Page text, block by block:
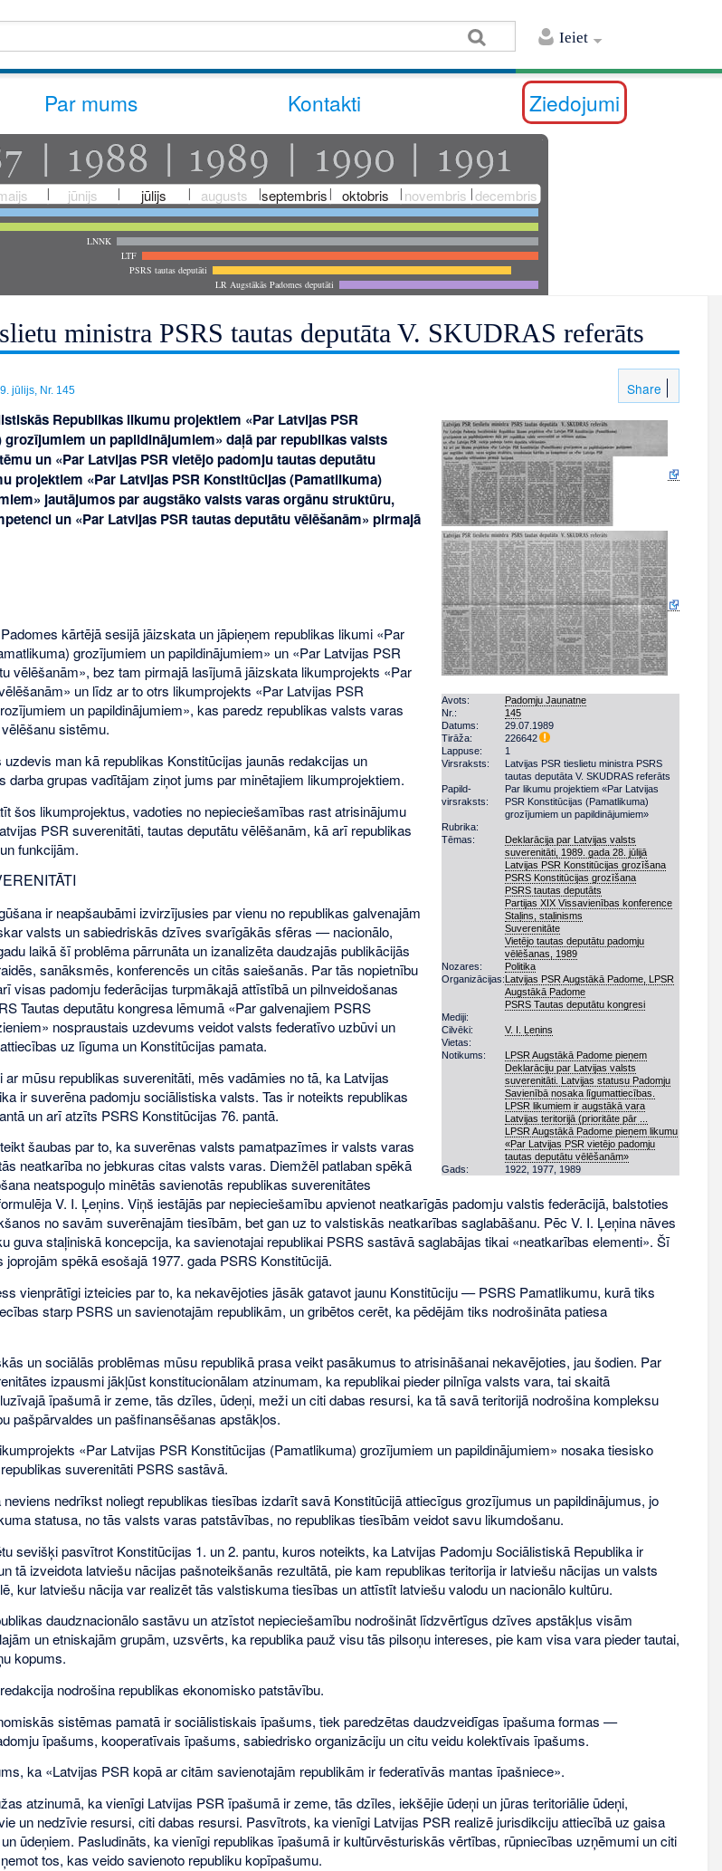
Ieiet
Par mums Kontakti Ziedojumi
jūnijs jūlijs augusts septembris oktobris novembris decembris
LNNK
LTF
PSRS tautas deputāti
LR Augstākās Padomes deputāti
ministra PSRS tautas deputāta V. SKUDRAS referāts
Share
jūlijs, Nr. 145
Avots:
Padomju Jaunatne
Nr.:
145
Datums:
29.07.1989
Tirāža:
226642
Lappuse:
1
Virsraksts:
Latvijas PSR tieslietu ministra PSRS
tautas deputāta V. SKUDRAS referāts
Papild­
virsraksts:
Par likumu projektiem «Par Latvijas
PSR Konstitūcijas (Pamatlikuma)
grozījumiem un papildinājumiem»
Rubrika:
Tēmas:
Deklarācija par Latvijas valsts
suverenitāti, 1989. gada 28. jūlijā
Latvijas PSR Konstitūcijas grozīšana
PSRS Konstitūcijas grozīšana
PSRS tautas deputāts
Partijas XIX Vissavienības konference
Staļins, staļinisms
Suverenitāte
Vietējo tautas deputātu padomju
vēlēšanas, 1989
Nozares:
Politika
Organizācijas:Latvijas PSR Augstākā Padome, LPSR
Augstākā Padome
PSRS Tautas deputātu kongresi
Mediji:
Cilvēki:
V. I. Ļeņins
Vietas:
Notikums:
LPSR Augstākā Padome pieņem
Deklarāciju par Latvijas valsts
suverenitāti. Latvijas statusu Padomju
Savienībā nosaka līgumattiecības.
LPSR likumiem ir augstākā vara
Latvijas teritorijā (prioritāte pār ...
LPSR Augstākā Padome pieņem likumu
«Par Latvijas PSR vietējo padomju
tautas deputātu vēlēšanām»
Gads:
1922 1977 1989
Republikas likumu projektiem «Par Latvijas PSR
un papildinājumiem» daļā par republikas valsts
un «Par Latvijas PSR vietējo padomju tautas deputātu
projektiem «Par Latvijas PSR Konstitūcijas (Pamatlikuma)
jautājumos par augstāko valsts varas orgānu struktūru,
un «Par Latvijas PSR tautas deputātu vēlēšanām» pirmajā
kārtējā sesijā jāizskata un jāpieņem republikas likumi «Par
grozījumiem un papildinājumiem» un «Par Latvijas PSR
vēlēšanām», bez tam pirmajā lasījumā jāizskata likumprojekts «Par
un līdz ar to otrs likumprojekts «Par Latvijas PSR
un papildinājumiem», kas paredz republikas valsts varas
sistēmu.
man kā republikas Konstitūcijas jaunās redakcijas un
darba grupas vadītājam ziņot jums par minētajiem likumprojektiem.
šos likumprojektus, vadoties no nepieciešamības rast atrisinājumu
PSR suverenitāti, tautas deputātu vēlēšanām, kā arī republikas
funkcijām.
ir neapšaubāmi izvirzījusies par vienu no republikas galvenajām
valsts un sabiedriskās dzīves svarīgākās sfēras — nacionālo,
laikā šī problēma pārrunāta un izanalizēta daudzajās publikācijās
sanāksmēs, konferencēs un citās saiešanās. Par tās nopietnību
visas padomju federācijas turpmākajā attīstībā un pilnveidošanas
Tautas deputātu kongresa lēmumā «Par galvenajiem PSRS
nospraustais uzdevums veidot valsts federatīvo uzbūvi un
uz līguma un Konstitūcijas pamata.
mūsu republikas suverenitāti, mēs vadāmies no tā, ka Latvijas
ir suverēna padomju sociālistiska valsts. Tas ir noteikts republikas
un arī atzīts PSRS Konstitūcijas 76. pantā.
šaubas par to, ka suverēnas valsts pamatpazīmes ir valsts varas
neatkarība no jebkuras citas valsts varas. Diemžēl patlaban spēkā
neatspoguļo minētās savienotās republikas suverenitātes
V. I. Ļeņins. Viņš iestājās par nepieciešamību apvienot neatkarīgās padomju valstis federācijā, balstoties
no savām suverēnajām tiesībām, bet gan uz to valstiskās neatkarības saglabāšanu. Pēc V. I. Ļeņina nāves
guva staļiniskā koncepcija, ka savienotajai republikai PSRS sastāvā saglabājas tikai «neatkarības elementi». Šī
spēkā esošajā 1977. gada PSRS Konstitūcijā.
vienprātīgi izteicies par to, ka nekavējoties jāsāk gatavot jaunu Konstitūciju — PSRS Pamatlikumu, kurā tiks
starp PSRS un savienotajām republikām, un gribētos cerēt, ka pēdējām tiks nodrošināta patiesa
un sociālās problēmas mūsu republikā prasa veikt pasākumus to atrisināšanai nekavējoties, jau šodien. Par
izpausmi jākļūst konstitucionālam atzinumam, ka republikai pieder pilnīga valsts vara, tai skaitā
īpašumā ir zeme, tās dzīles, ūdeņi, meži un citi dabas resursi, ka tā savā teritorijā nodrošina kompleksu
pašpārvaldes un pašfinansēšanas apstākļos.
«Par Latvijas PSR Konstitūcijas (Pamatlikuma) grozījumiem un papildinājumiem» nosaka tiesisko
suverenitāti PSRS sastāvā.
nedrīkst noliegt republikas tiesības izdarīt savā Konstitūcijā attiecīgus grozījumus un papildinājumus, jo
statusa, no tās valsts varas patstāvības, no republikas tiesībām veidot savu likumdošanu.
sevišķi pasvītrot Konstitūcijas 1. un 2. pantu, kuros noteikts, ka Latvijas Padomju Sociālistiskā Republika ir
tā izveidota latviešu nācijas pašnoteikšanās rezultātā, pie kam republikas teritorija ir latviešu nācijas un valsts
kur latviešu nācija var realizēt tās valstiskuma tiesības un attīstīt latviešu valodu un nacionālo kultūru.
daudznacionālo sastāvu un atzīstot nepieciešamību nodrošināt līdzvērtīgus dzīves apstākļus visām
un etniskajām grupām, uzsvērts, ka republika pauž visu tās pilsoņu intereses, pie kam visa vara pieder tautai,
kopums.
nodrošina republikas ekonomisko patstāvību.
sistēmas pamatā ir sociālistiskais īpašums, tiek paredzētas daudzveidīgas īpašuma formas —
īpašums, kooperatīvais īpašums, sabiedrisko organizāciju un citu veidu kolektīvais īpašums.
ka «Latvijas PSR kopā ar citām savienotajām republikām ir federatīvās mantas īpašniece».
atzinumā, ka vienīgi Latvijas PSR īpašumā ir zeme, tās dzīles, iekšējie ūdeņi un jūras teritoriālie ūdeņi,
un nedzīvie resursi, citi dabas resursi. Pasvītrots, ka vienīgi Latvijas PSR realizē jurisdikciju attiecībā uz gaisa
ūdeņiem. Pasludināts, ka vienīgi republikas īpašumā ir kultūrvēsturiskās vērtības, rūpniecības uzņēmumi un citi
tos, kas veido savienoto republiku kopīpašumu.